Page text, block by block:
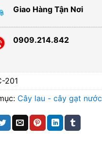
Giao Hàng Tận Nơi
0909.214.842
201
Cây lau - cây gạt nước